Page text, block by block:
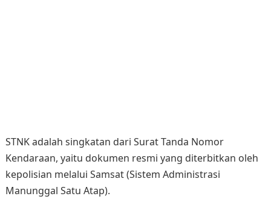
STNK adalah singkatan dari Surat Tanda Nomor
Kendaraan, yaitu dokumen resmi yang diterbitkan oleh
kepolisian melalui Samsat (Sistem Administrasi
Manunggal Satu Atap).